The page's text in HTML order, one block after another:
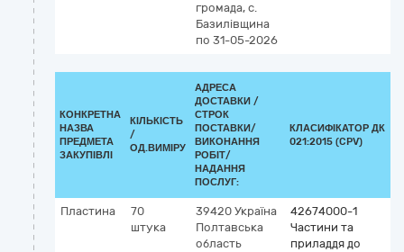
громада, с.
Базилівщина
по 31-05-2026
КОНКРЕТНА
НАЗВА
ПРЕДМЕТА
ЗАКУПІВЛІ
КІЛЬКІСТЬ
/
ОД.ВИМІРУ
АДРЕСА
ДОСТАВКИ /
СТРОК
ПОСТАВКИ/
ВИКОНАННЯ
РОБІТ/
НАДАННЯ
ПОСЛУГ:
КЛАСИФІКАТОР ДК
021:2015 (CPV)
Пластина
70
штука
39420 Україна
Полтавська
область
42674000-1
Частини та
приладдя до